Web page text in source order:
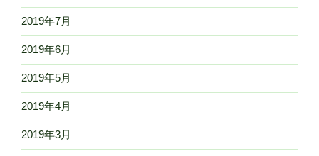
2019年7月
2019年6月
2019年5月
2019年4月
2019年3月